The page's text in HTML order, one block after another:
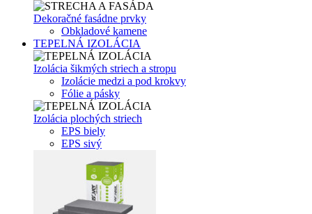
Dekoračné fasádne prvky
Obkladové kamene
TEPELNÁ IZOLÁCIA
Izolácia šikmých striech a stropu
Izolácie medzi a pod krokvy
Fólie a pásky
Izolácia plochých striech
EPS biely
EPS sivý